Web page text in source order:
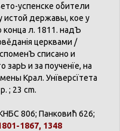
успенске обители
истой державы, кое у
конца л. 1811. надЪ
церквами /
споменЪ списано и
зарЬ и за поученїе, на
Крал. Унїверсїтета
; 23 cm.
806; Панковић 626;
1867, 1348